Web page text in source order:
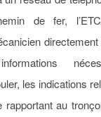
de fer,
les indications
au